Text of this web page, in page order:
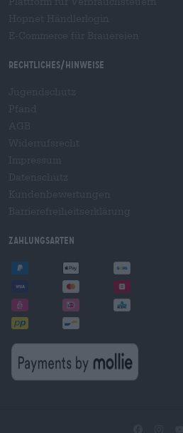
Rechtliches/Hinweise
Zahlungsarten